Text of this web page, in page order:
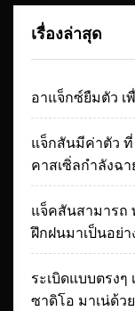
เรื่องล่าสุด
อาแจ็กซ์ยืมตัว
แจ็กสันมีค่าตัว
คาสเซิ่ลกำลังฉา
แจ็คสันสามารถ
ฝึกฝนมาเป็นอย่า
ระเบิดแบบตรง
ซาดิโอ มาเน่ด้ว